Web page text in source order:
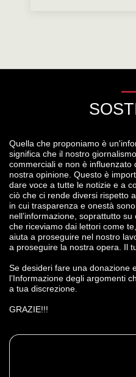
Quella che proponiamo è
significa che il nostro
commerciali e non è influenzato
nostra opinione. Questo è
dare voce a tutte le notizie e a
ciò che ci rende diversi rispetto
in cui trasparenza e onestà
nell’informazione, soprattutto
che riceviamo dai lettori come
aiuta a proseguire nel nostro
a proseguire la nostra opera. Il
Se desideri fare una donazione
l’Informazione degli argomenti
a tua discrezione.
GRAZIE!!!